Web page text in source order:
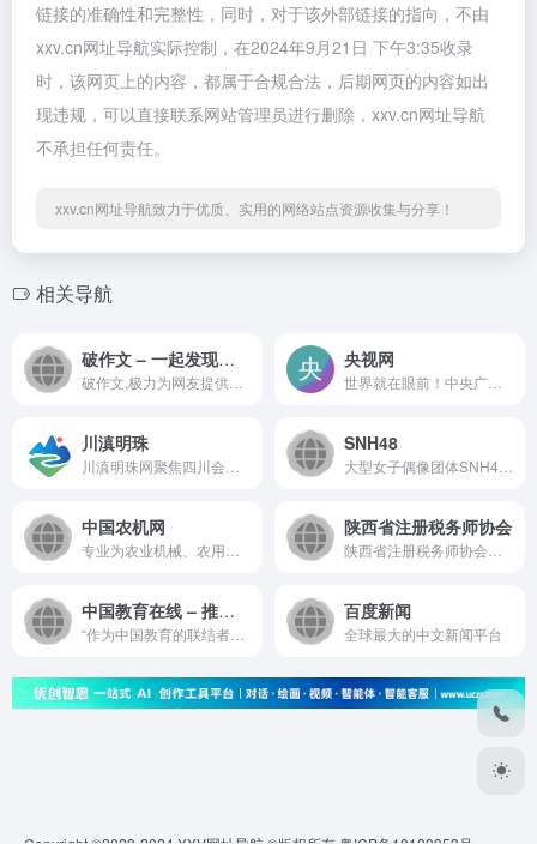
链接的准确性和完整性，同时，对于该外部链接的指向，不由
xxv.cn网址导航实际控制，在2024年9月21日 下午3:35收录
时，该网页上的内容，都属于合规合法，后期网页的内容如出
现违规，可以直接联系网站管理员进行删除，xxv.cn网址导航
不承担任何责任。
xxv.cn网址导航致力于优质、实用的网络站点资源收集与分享！
相关导航
破作文 – 一起发现文字之美！ 央视网
川滇明珠 SNH48
中国农机网 陕西省注册税务师协会
中国教育在线 – 推动教育前进的力量 百度新闻
全球最大的中文新闻平台